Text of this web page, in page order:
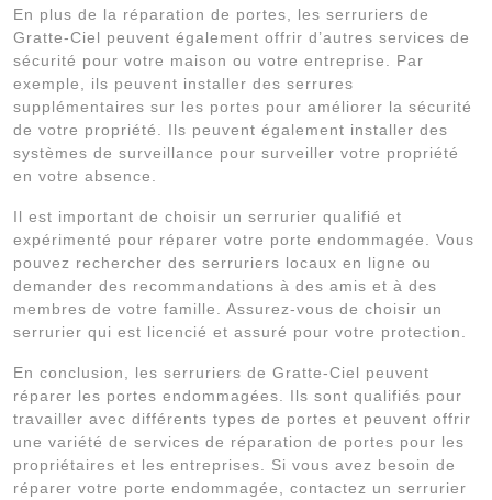
En plus de la réparation de portes, les serruriers de
Gratte-Ciel peuvent également offrir d’autres services de
sécurité pour votre maison ou votre entreprise. Par
exemple, ils peuvent installer des serrures
supplémentaires sur les portes pour améliorer la sécurité
de votre propriété. Ils peuvent également installer des
systèmes de surveillance pour surveiller votre propriété
en votre absence.
Il est important de choisir un serrurier qualifié et
expérimenté pour réparer votre porte endommagée. Vous
pouvez rechercher des serruriers locaux en ligne ou
demander des recommandations à des amis et à des
membres de votre famille. Assurez-vous de choisir un
serrurier qui est licencié et assuré pour votre protection.
En conclusion, les serruriers de Gratte-Ciel peuvent
réparer les portes endommagées. Ils sont qualifiés pour
travailler avec différents types de portes et peuvent offrir
une variété de services de réparation de portes pour les
propriétaires et les entreprises. Si vous avez besoin de
réparer votre porte endommagée, contactez un serrurier